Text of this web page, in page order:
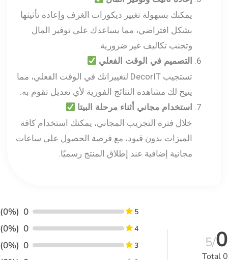
يمكنك بسهولة تغيير ديكورات الغرف وإعادة تأثيثها
بشكل افتراضي، مما يساعدك على توفير المال
وتجنب تكاليف غير ضرورية.
التصميم في الوقت الفعلي
تستجيب DecorIT لتغييراتك في الوقت الفعلي، مما
يتيح لك مشاهدة النتائج الفورية لأي تعديل تقوم به.
استخدام مجاني أثناء مرحلة البيتا
خلال فترة التجريب المجاني، يمكنك استخدام كافة
الميزات بدون قيود، مع فرصة الحصول على ساعات
مجانية إضافية عند إطلاق المنتج رسميًا.
0
/5
Total0
5
0
(0%)
4
0
(0%)
3
0
(0%)